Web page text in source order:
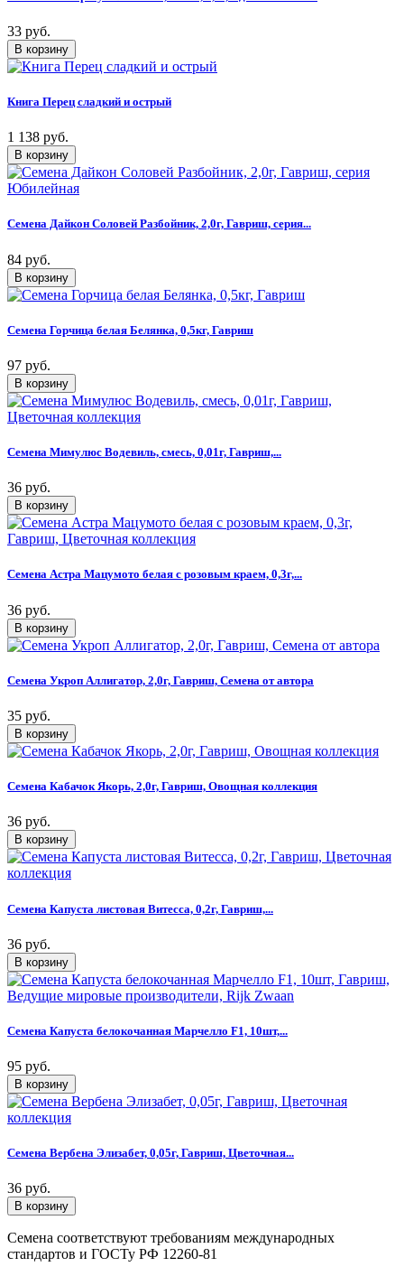
33 руб.
Книга Перец сладкий и острый
1 138 руб.
Семена Дайкон Соловей Разбойник, 2,0г, Гавриш, серия...
84 руб.
Семена Горчица белая Белянка, 0,5кг, Гавриш
97 руб.
Семена Мимулюс Водевиль, смесь, 0,01г, Гавриш,...
36 руб.
Семена Астра Мацумото белая с розовым краем, 0,3г,...
36 руб.
Семена Укроп Аллигатор, 2,0г, Гавриш, Семена от автора
35 руб.
Семена Кабачок Якорь, 2,0г, Гавриш, Овощная коллекция
36 руб.
Семена Капуста листовая Витесса, 0,2г, Гавриш,...
36 руб.
Семена Капуста белокочанная Марчелло F1, 10шт,...
95 руб.
Семена Вербена Элизабет, 0,05г, Гавриш, Цветочная...
36 руб.
Семена соответствуют требованиям международных
стандартов и ГОСТу РФ 12260-81